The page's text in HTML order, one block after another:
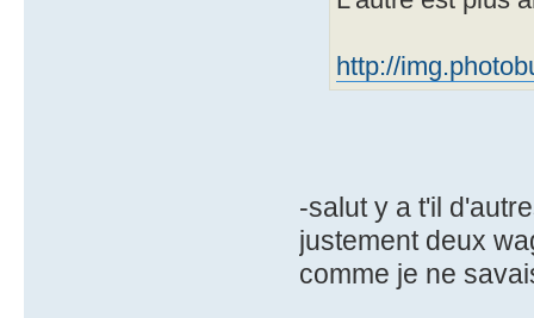
http://
-salut y a t'il
justement deux
comme je ne